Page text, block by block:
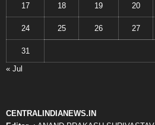
17 18 19 20
24 25 26 27
31
« Jul
CENTRALINDIANEWS.IN